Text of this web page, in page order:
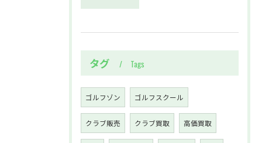
タグ Tags
ゴルフゾン ゴルフスクール
クラブ販売 クラブ買取 高価買取